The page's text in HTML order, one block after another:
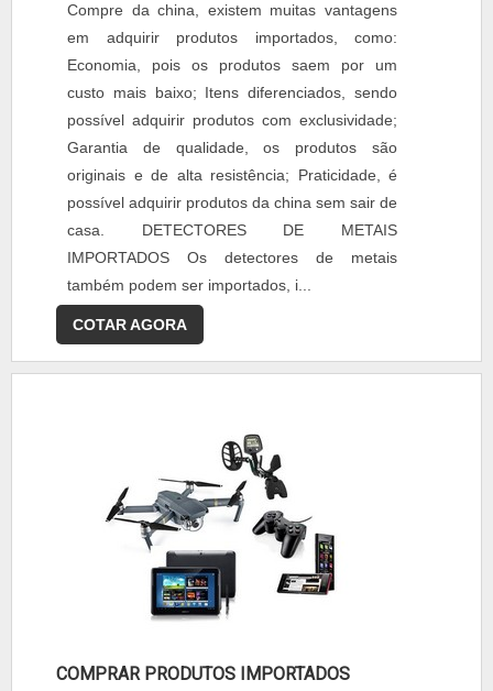
Compre da china, existem muitas vantagens
em adquirir produtos importados, como:
Economia, pois os produtos saem por um
custo mais baixo; Itens diferenciados, sendo
possível adquirir produtos com exclusividade;
Garantia de qualidade, os produtos são
originais e de alta resistência; Praticidade, é
possível adquirir produtos da china sem sair de
casa. DETECTORES DE METAIS
IMPORTADOS Os detectores de metais
também podem ser importados, i...
COTAR AGORA
COMPRAR PRODUTOS IMPORTADOS